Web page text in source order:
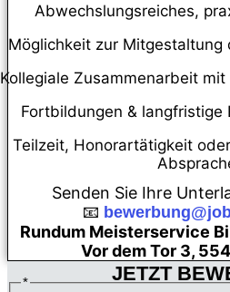
Abwechslungsreiches,
Möglichkeit zur Mitgestaltung
Kollegiale Zusammenarbeit
Fortbildungen & langfristige
Teilzeit, Honorartätigkeit
Senden Sie Ihre
📧
Rundum Meisterservice
Vor dem Tor 3,
JETZT
*